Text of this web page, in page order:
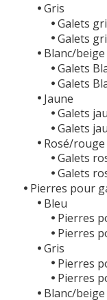
Gris
Galets
Galets
Blanc/beige
Galets
Galets
Jaune
Galets
Galets
Rosé/rouge
Galets
Galets
Pierres pour
Bleu
Pierres
Pierres
Gris
Pierres
Pierres
Blanc/beige